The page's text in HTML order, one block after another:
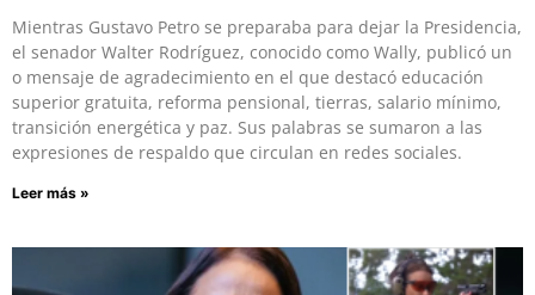
Mientras Gustavo Petro se preparaba para dejar la Presidencia,
el senador Walter Rodríguez, conocido como Wally, publicó un
o mensaje de agradecimiento en el que destacó educación
superior gratuita, reforma pensional, tierras, salario mínimo,
transición energética y paz. Sus palabras se sumaron a las
expresiones de respaldo que circulan en redes sociales.
Leer más »